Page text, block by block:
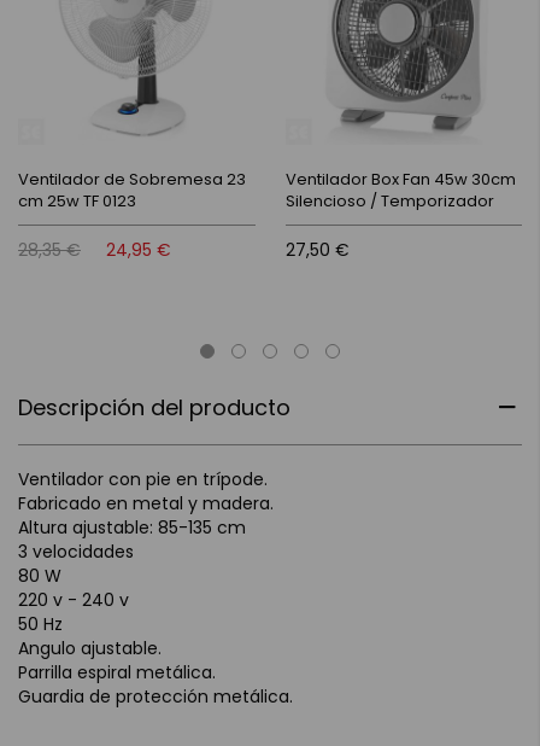
Descripción del producto
Ventilador con pie en trípode.
Fabricado en metal y madera.
Altura ajustable: 85-135 cm
3 velocidades
80 W
220 v - 240 v
50 Hz
Angulo ajustable.
Parrilla espiral metálica.
Guardia de protección metálica.
Ventilador de Sobremesa 23
cm 25w TF 0123
28,35 € 24,95 €
Ventilador Box Fan 45w 30cm
Silencioso / Temporizador
27,50 €